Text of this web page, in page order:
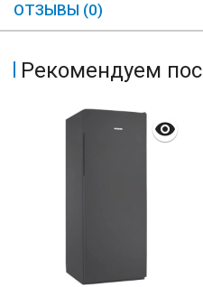
ОТЗЫВЫ (0)
Рекомендуем